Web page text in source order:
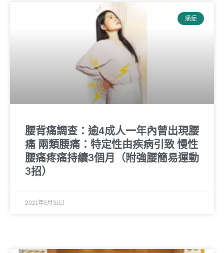
痛症
腰背痛調查：逾4成人一年內曾出現腰
痛 兩類腰痛：特定性由疾病引致 慢性
腰痛疼痛持續3個月（附強腰簡易運動
3招）
2021年5月31日